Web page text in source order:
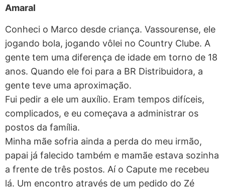
Amaral
Conheci o Marco desde criança. Vassourense, ele
jogando bola, jogando vôlei no Country Clube. A
gente tem uma diferença de idade em torno de 18
anos. Quando ele foi para a BR Distribuidora, a
gente teve uma aproximação.
Fui pedir a ele um auxílio. Eram tempos difíceis,
complicados, e eu começava a administrar os
postos da família.
Minha mãe sofria ainda a perda do meu irmão,
papai já falecido também e mamãe estava sozinha
a frente de três postos. Aí o Capute me recebeu
lá. Um encontro através de um pedido do Zé